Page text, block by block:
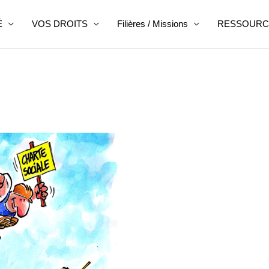
VOS DROITS Filières / Missions